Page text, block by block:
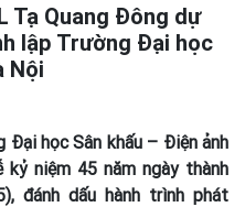
Tạ Quang Đông dự
lập Trường Đại học
Nội
Đại học Sân khấu – Điện ảnh
niệm 45 năm ngày thành
đánh dấu hành trình phát